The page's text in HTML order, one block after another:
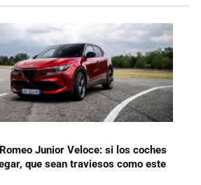
Junior Veloce: si los coches
que sean traviesos como este